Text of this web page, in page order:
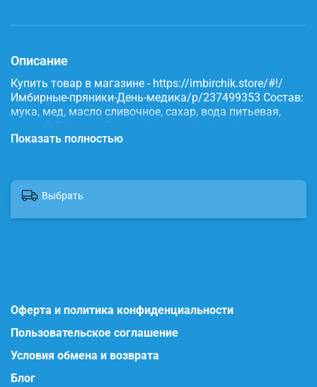
Описание
Купить товар в магазине - https://imbirchik.store/#!/
Имбирные-пряники-День-медика/p/237499353 Состав:
мука, мед, масло сливочное, сахар, вода питьевая,
яичный белок, имбирь, корица, сода, пищевые
красители.
Показать полностью
Выбрать
Оферта и политика конфиденциальности
Пользовательское соглашение
Условия обмена и возврата
Блог